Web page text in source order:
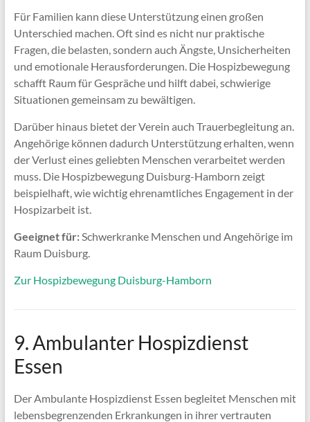
Für Familien kann diese Unterstützung einen großen
Unterschied machen. Oft sind es nicht nur praktische
Fragen, die belasten, sondern auch Ängste, Unsicherheiten
und emotionale Herausforderungen. Die Hospizbewegung
schafft Raum für Gespräche und hilft dabei, schwierige
Situationen gemeinsam zu bewältigen.
Darüber hinaus bietet der Verein auch Trauerbegleitung an.
Angehörige können dadurch Unterstützung erhalten, wenn
der Verlust eines geliebten Menschen verarbeitet werden
muss. Die Hospizbewegung Duisburg-Hamborn zeigt
beispielhaft, wie wichtig ehrenamtliches Engagement in der
Hospizarbeit ist.
Geeignet für:Schwerkranke Menschen und Angehörige im
Raum Duisburg.
Zur Hospizbewegung Duisburg-Hamborn
9. Ambulanter Hospizdienst
Essen
Der Ambulante Hospizdienst Essen begleitet Menschen mit
lebensbegrenzenden Erkrankungen in ihrer vertrauten